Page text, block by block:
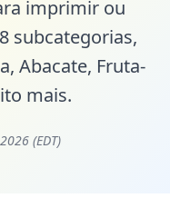
imprimir ou
subcategorias,
, Abacate, Fruta-
mais.
(EDT)